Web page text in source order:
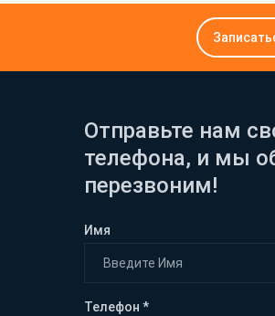
Отправьте нам
телефона, и мы
перезвоним!
Имя
Телефон *